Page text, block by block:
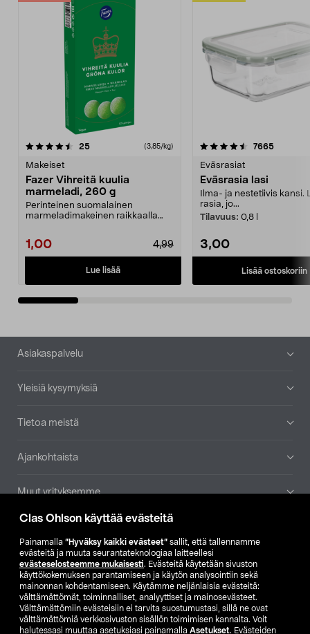
Clas Ohlson käyttää evästeitä
Painamalla ”Hyväksy kaikki evästeet” sallit, että tallennamme
evästeitä ja muuta seurantateknologiaa laitteellesi
evästeselosteemme mukaisesti. Evästeitä käytetään sivuston
käyttökokemuksen parantamiseen ja käytön analysointiin sekä
mainonnan kohdentamiseen. Käytämme neljänlaisia evästeitä:
välttämättömät, toiminnalliset, analyyttiset ja mainosevästeet.
Välttämättömiin evästeisiin ei tarvita suostumustasi, sillä ne ovat
välttämättömiä verkkosivuston sisällön toimimisen kannalta. Voit
halutessasi muuttaa asetuksiasi painamalla Asetukset. Evästeiden
25arvostelut (3,85/kg)
Makeiset
Fazer Vihreitä kuulia
marmeladi, 260 g
Perinteinen suomalainen
marmeladimakeinen raikkaalla
1,00 4,99
Lue lisää
4.5 viidestä
7665
Eväsrasiat
Eväsrasia lasi
Ilma- ja nestetiivis kansi.
rasia, jo...
Tilavuus: 0,8 l
3,00
Lisää ostoskoriin
4.5 viidestä
Alatunniste
Asiakaspalvelu
Yleisiä kysymyksiä
Tietoa meistä
Ajankohtaista
Muut yrityksemme
Etsi myymälä
SE NO FI
FI SV